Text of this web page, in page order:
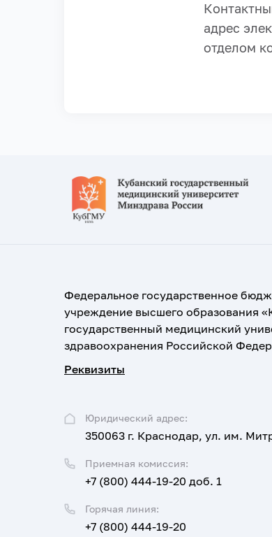
адрес
отделом
Федеральное государственное
учреждение высшего образования
государственный медицинский
здравоохранения Российской
Реквизиты
Юридический адрес:
350063 г. Краснодар, ул. им.
Приемная комиссия:
+7 (800) 444-19-20 доб. 1
Горячая линия:
+7 (800) 444-19-20